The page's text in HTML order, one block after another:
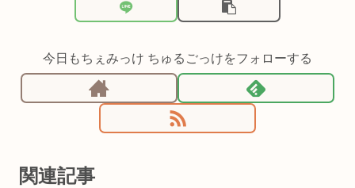
今日もちぇみっけ ちゅるごっけをフォローする
関連記事